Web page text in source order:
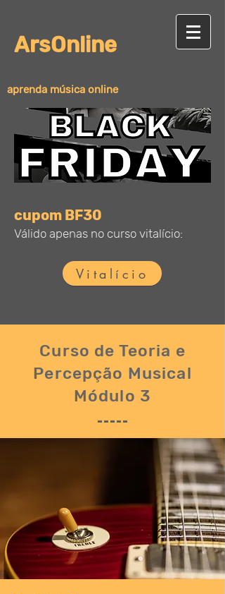
ArsOnline
aprenda música online
cupom BF30
Válido apenas no curso vitalício:
Vitalício
Curso de Teoria e
Percepção Musical
Módulo 3